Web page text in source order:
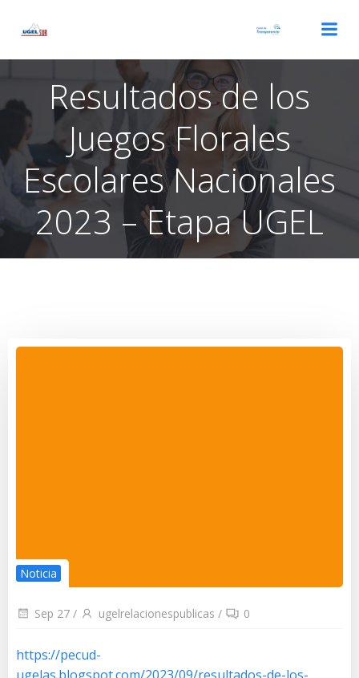
Resultados de los
Juegos Florales
Escolares Nacionales
2023 – Etapa UGEL
Noticia
Sep 27 / ugelrelacionespublicas / 0
https://pecud-